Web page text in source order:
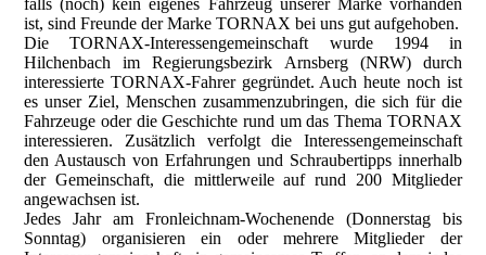
falls (noch) kein eigenes Fahrzeug unserer Marke vorhanden
ist, sind Freunde der Marke TORNAX bei uns gut aufgehoben.
Die TORNAX-Interessengemeinschaft wurde 1994 in
Hilchenbach im Regierungsbezirk Arnsberg (NRW) durch
interessierte TORNAX-Fahrer gegründet. Auch heute noch ist
es unser Ziel, Menschen zusammenzubringen, die sich für die
Fahrzeuge oder die Geschichte rund um das Thema TORNAX
interessieren. Zusätzlich verfolgt die Interessengemeinschaft
den Austausch von Erfahrungen und Schraubertipps innerhalb
der Gemeinschaft, die mittlerweile auf rund 200 Mitglieder
angewachsen ist.
Jedes Jahr am Fronleichnam-Wochenende (Donnerstag bis
Sonntag) organisieren ein oder mehrere Mitglieder der